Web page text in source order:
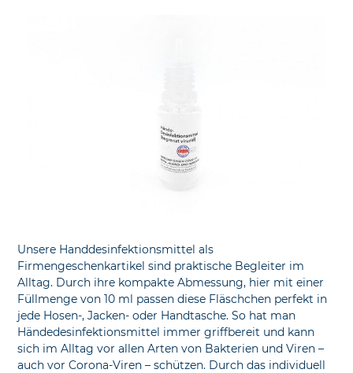
Unsere Handdesinfektionsmittel als
Firmengeschenkartikel sind praktische Begleiter im
Alltag. Durch ihre kompakte Abmessung, hier mit einer
Füllmenge von 10 ml passen diese Fläschchen perfekt in
jede Hosen-, Jacken- oder Handtasche. So hat man
Händedesinfektionsmittel immer griffbereit und kann
sich im Alltag vor allen Arten von Bakterien und Viren –
auch vor Corona-Viren – schützen. Durch das individuell